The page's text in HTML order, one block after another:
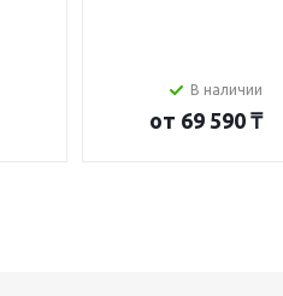
В наличии
от 69 590 ₸